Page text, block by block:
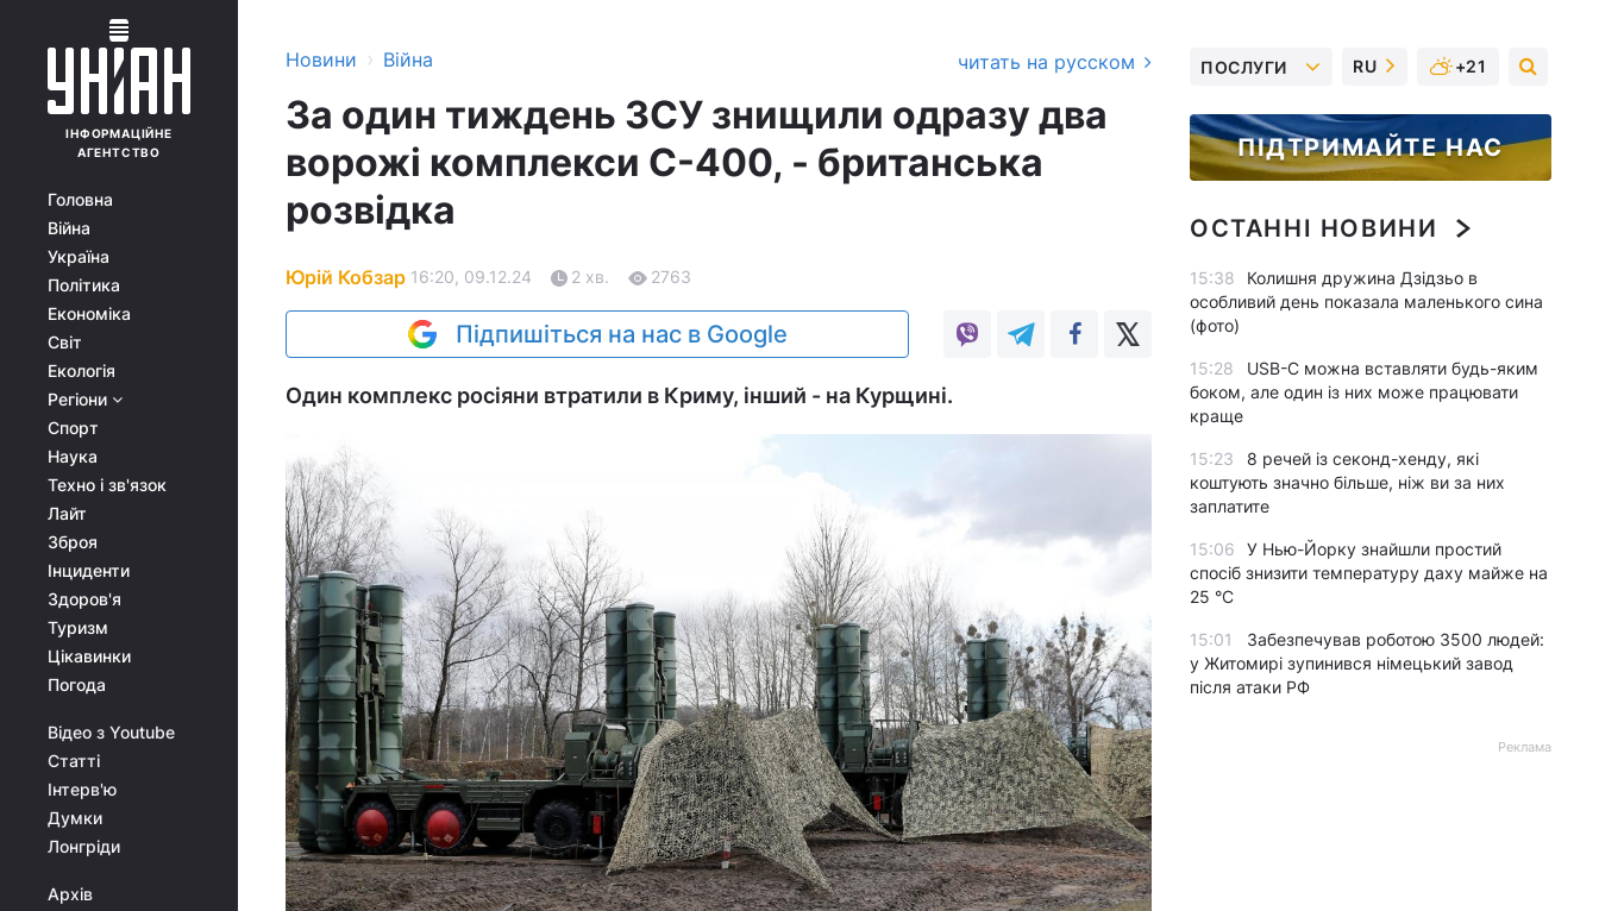
ІНФОРМАЦІЙНЕ
АГЕНТСТВО
Головна
Війна
Україна
Політика
Економіка
Світ
Екологія
Регіони
Спорт
Наука
Техно і зв'язок
Лайт
Зброя
Інциденти
Здоров'я
Туризм
Цікавинки
Погода
Відео з Youtube
Статті
Інтерв'ю
Думки
Лонгріди
Архів
Новини › Війна читать на русском
За один тиждень ЗСУ знищили одразу два
ворожі комплекси С-400, - британська
розвідка
Юрій Кобзар 16:20, 09.12.24 2 хв. 2763
Підпишіться на нас в Google
Один комплекс росіяни втратили в Криму, інший - на Курщині.
ПОСЛУГИ RU +21
ПІДТРИМАЙТЕ НАС
ОСТАННІ НОВИНИ
15:38
Колишня дружина Дзідзьо в
особливий день показала маленького сина
(фото)
15:28
USB-C можна вставляти будь-яким
боком, але один із них може працювати
краще
15:23
8 речей із секонд-хенду, які
коштують значно більше, ніж ви за них
заплатите
15:06
У Нью-Йорку знайшли простий
спосіб знизити температуру даху майже на
25 °C
15:01
Забезпечував роботою 3500 людей:
у Житомирі зупинився німецький завод
після атаки РФ
Реклама